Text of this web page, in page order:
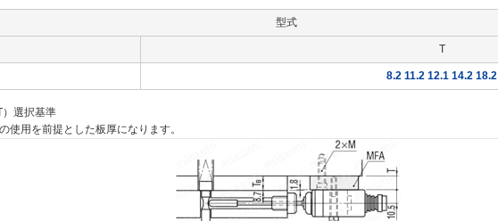
型式
T
8.2 11.2 12.1 14.2 18.2
選択基準
使用を前提とした板厚になります。